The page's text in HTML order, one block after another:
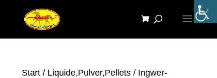
Start/ Liquide,Pulver,Pellets/ Ingwer-